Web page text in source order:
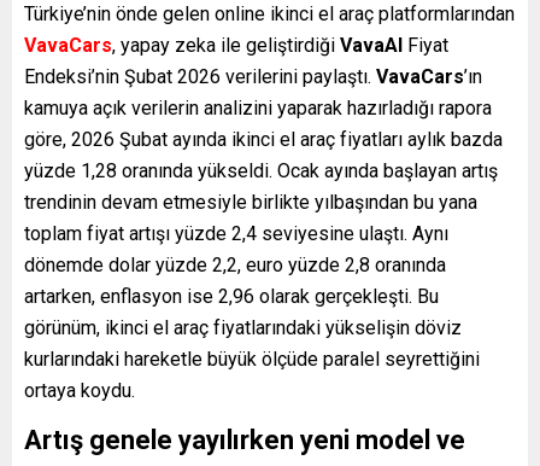
Türkiye’nin önde gelen online ikinci el araç platformlarından
VavaCars, yapay zeka ile geliştirdiği VavaAI Fiyat
Endeksi’nin Şubat 2026 verilerini paylaştı. VavaCars’ın
kamuya açık verilerin analizini yaparak hazırladığı rapora
göre, 2026 Şubat ayında ikinci el araç fiyatları aylık bazda
yüzde 1,28 oranında yükseldi. Ocak ayında başlayan artış
trendinin devam etmesiyle birlikte yılbaşından bu yana
toplam fiyat artışı yüzde 2,4 seviyesine ulaştı. Aynı
dönemde dolar yüzde 2,2, euro yüzde 2,8 oranında
artarken, enflasyon ise 2,96 olarak gerçekleşti. Bu
görünüm, ikinci el araç fiyatlarındaki yükselişin döviz
kurlarındaki hareketle büyük ölçüde paralel seyrettiğini
ortaya koydu.
Artış genele yayılırken yeni model ve